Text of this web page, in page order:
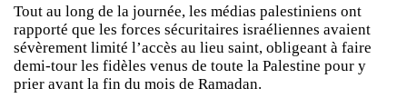
Tout au long de la journée, les médias palestiniens ont
rapporté que les forces sécuritaires israéliennes avaient
sévèrement limité l’accès au lieu saint, obligeant à faire
demi-tour les fidèles venus de toute la Palestine pour y
prier avant la fin du mois de Ramadan.